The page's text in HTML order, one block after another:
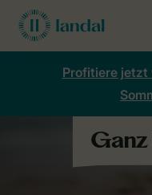
Profitiere jetzt